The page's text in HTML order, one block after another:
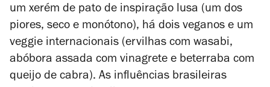
um xerém de pato de inspiração lusa (um dos
piores, seco e monótono), há dois veganos e um
veggie internacionais (ervilhas com wasabi,
abóbora assada com vinagrete e beterraba com
queijo de cabra). As influências brasileiras